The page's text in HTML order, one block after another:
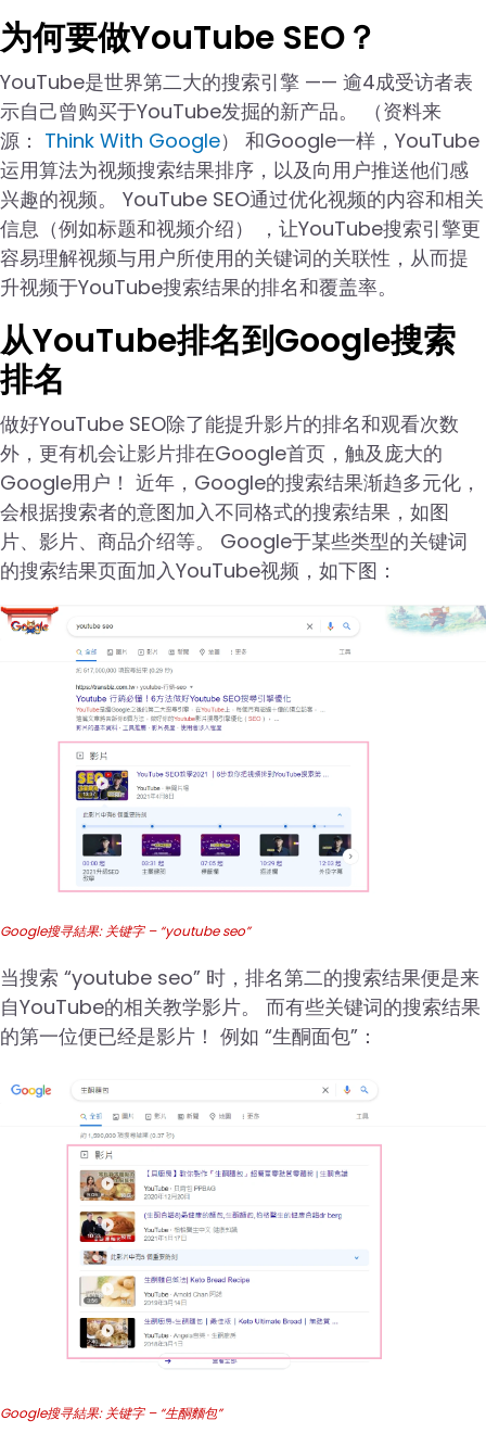
为何要做YouTube SEO？
YouTube是世界第二大的搜索引擎 —— 逾4成受访者表
示自己曾购买于YouTube发掘的新产品。 （资料来
源： Think With Google） 和Google一样，YouTube
运用算法为视频搜索结果排序，以及向用户推送他们感
兴趣的视频。 YouTube SEO通过优化视频的内容和相关
信息（例如标题和视频介绍） ，让YouTube搜索引擎更
容易理解视频与用户所使用的关键词的关联性，从而提
升视频于YouTube搜索结果的排名和覆盖率。
从YouTube排名到Google搜索
排名
做好YouTube SEO除了能提升影片的排名和观看次数
外，更有机会让影片排在Google首页，触及庞大的
Google用户！ 近年，Google的搜索结果渐趋多元化，
会根据搜索者的意图加入不同格式的搜索结果，如图
片、影片、商品介绍等。 Google于某些类型的关键词
的搜索结果页面加入YouTube视频，如下图：
Google搜寻結果: 关键字 – “youtube seo”
当搜索 “youtube seo” 时，排名第二的搜索结果便是来
自YouTube的相关教学影片。 而有些关键词的搜索结果
的第一位便已经是影片！ 例如 “生酮面包”：
Google搜寻結果: 关键字 – “生酮麵包”